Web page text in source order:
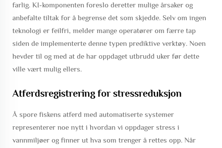
farlig. KI-komponenten foreslo deretter mulige årsaker og
anbefalte tiltak for å begrense det som skjedde. Selv om ingen
teknologi er feilfri, melder mange operatører om færre tap
siden de implementerte denne typen prediktive verktøy. Noen
hevder til og med at de har oppdaget utbrudd uker før dette
ville vært mulig ellers.
Atferdsregistrering for stressreduksjon
Å spore fiskens atferd med automatiserte systemer
representerer noe nytt i hvordan vi oppdager stress i
vannmiljøer og finner ut hva som trenger å rettes opp. Når